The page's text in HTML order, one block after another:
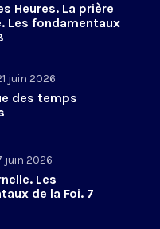
Heures. La prière
Les fondamentaux
juin 2026
des temps
juin 2026
Les
de la Foi. 7